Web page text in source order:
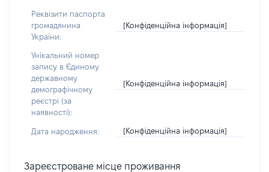
Реквізити паспорта
громадянина
України:
[Конфіденційна інформація]
Унікальний номер
запису в Єдиному
державному
демографічному
реєстрі (за
наявності):
[Конфіденційна інформація]
Дата народження: [Конфіденційна інформація]
Зареєстроване місце проживання